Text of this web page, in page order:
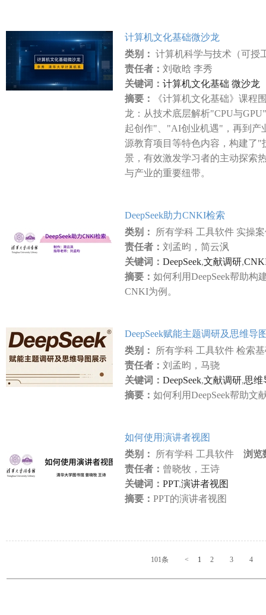
计算机文化基础微沙龙
类别： 计算机科学与技术（可
责任者： 刘敬晗 李秀
关键词： 计算机文化基础 微沙龙
摘要：
《计算机文化基础》课程
龙：从技术底层解析"CPU与
起创作"、"AI创业机遇"，再到产
源教育项目等特色内容，构建了
景，有效激发学习者的主动探索
与产业的重要纽带。
DeepSeek助力CNKI检索
类别： 所有学科 工具软件 实操
责任者： 刘孟昀，简云沨
关键词： DeepSeek,文献调研,
摘要： 如何利用DeepSeek帮助
CNKI为例。
DeepSeek赋能主题调研及思维导
类别： 所有学科 工具软件 检索
责任者： 刘孟昀，马骁
关键词： DeepSeek,文献调研,思维
摘要： 如何利用DeepSeek帮助文
如何使用演讲者视图
类别： 所有学科 工具软件 浏览
责任者： 曾晓牧，王诗
关键词： PPT,演讲者视图
摘要： PPT的演讲者视图
101条 < 1 2 3 4